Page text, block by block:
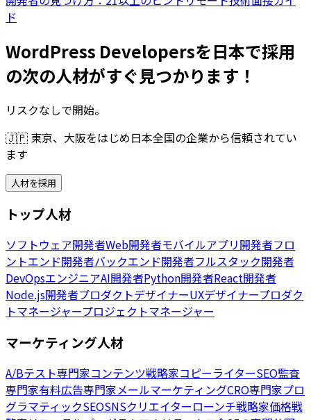
ド
WordPress Developersを日本で採用
の次の人材がすぐ見つかります！
リスクなしで開始。
🇯🇵 東京、大阪をはじめ日本全国の企業から信頼されてい
ます
人材を採用
トップ人材
ソフトウェア開発者Web開発者モバイルアプリ開発者フロ
ントエンド開発者バックエンド開発者フルスタック開発者
DevOpsエンジニアAI開発者Python開発者React開発者
Node.js開発者プロダクトデザイナーUXデザイナープロダク
トマネージャープロジェクトマネージャー
マーケティング人材
A/Bテスト専門家コンテンツ戦略家コピーライターSEO監査
専門家有料広告専門家メールマーケティングCRO専門家プロ
グラマティックSEOSNSクリエイターローンチ戦略家価格戦